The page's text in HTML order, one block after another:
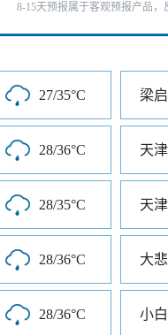
8-15天预报属于客观预报产品
27/35°C 梁
28/36°C 天
28/35°C 天
28/36°C 大
28/36°C 小